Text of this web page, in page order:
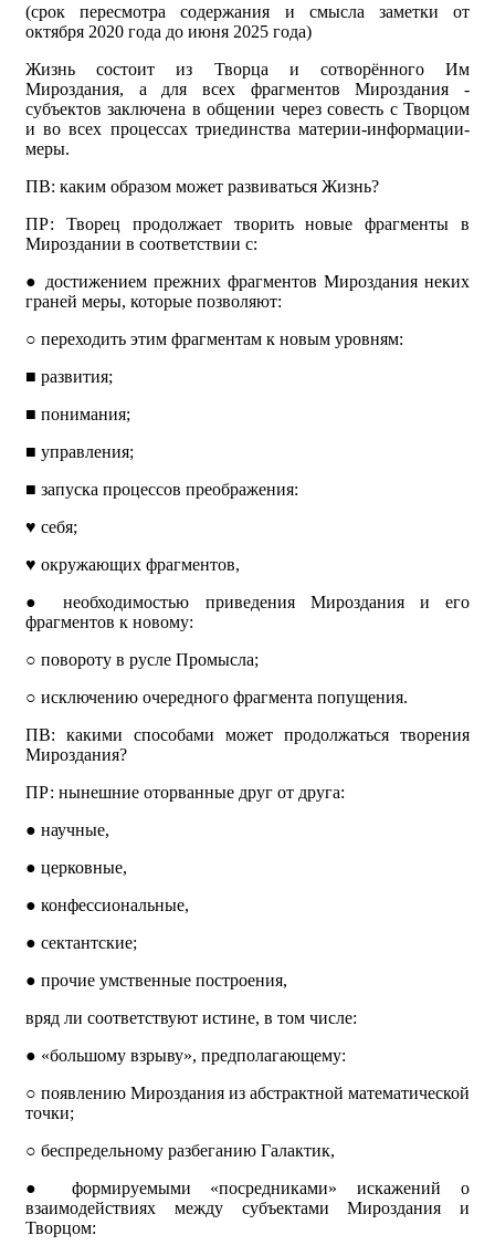
(срок пересмотра содержания и смысла заметки от
октября 2020 года до июня 2025 года)
Жизнь состоит из Творца и сотворённого Им
Мироздания, а для всех фрагментов Мироздания -
субъектов заключена в общении через совесть с Творцом
и во всех процессах триединства материи-информации-
меры.
ПВ: каким образом может развиваться Жизнь?
ПР: Творец продолжает творить новые фрагменты в
Мироздании в соответствии с:
● достижением прежних фрагментов Мироздания неких
граней меры, которые позволяют:
○ переходить этим фрагментам к новым уровням:
■ развития;
■ понимания;
■ управления;
■ запуска процессов преображения:
♥ себя;
♥ окружающих фрагментов,
●
необходимостью приведения Мироздания и его
фрагментов к новому:
○ повороту в русле Промысла;
○ исключению очередного фрагмента попущения.
ПВ: какими способами может продолжаться творения
Мироздания?
ПР: нынешние оторванные друг от друга:
● научные,
● церковные,
● конфессиональные,
● сектантские;
● прочие умственные построения,
вряд ли соответствуют истине, в том числе:
● «большому взрыву», предполагающему:
○ появлению Мироздания из абстрактной математической
точки;
○ беспредельному разбеганию Галактик,
●
формируемыми «посредниками» искажений о
взаимодействиях между субъектами Мироздания и
Творцом: